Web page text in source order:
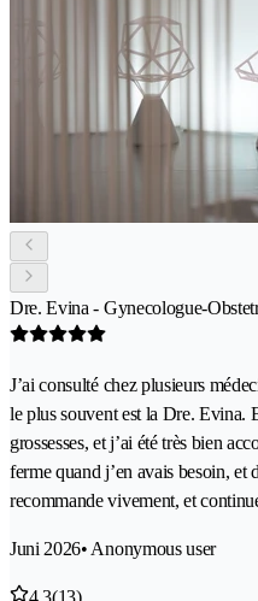
Dre. Evina - Gynecologue-
J’ai consulté chez plusieurs
le plus souvent est la Dre. Evina.
grossesses, et j’ai été très bien
ferme quand j’en avais besoin, et
recommande vivement, et
Juni 2026• Anonymous user
4.3(13)